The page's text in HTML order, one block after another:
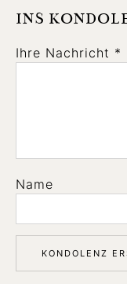
INS
Ihre Nachricht *
Name